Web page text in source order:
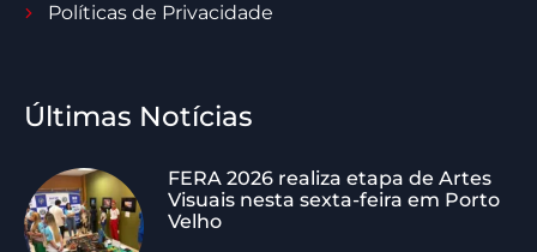
Políticas de Privacidade
Últimas Notícias
FERA 2026 realiza etapa de Artes
Visuais nesta sexta-feira em Porto
Velho